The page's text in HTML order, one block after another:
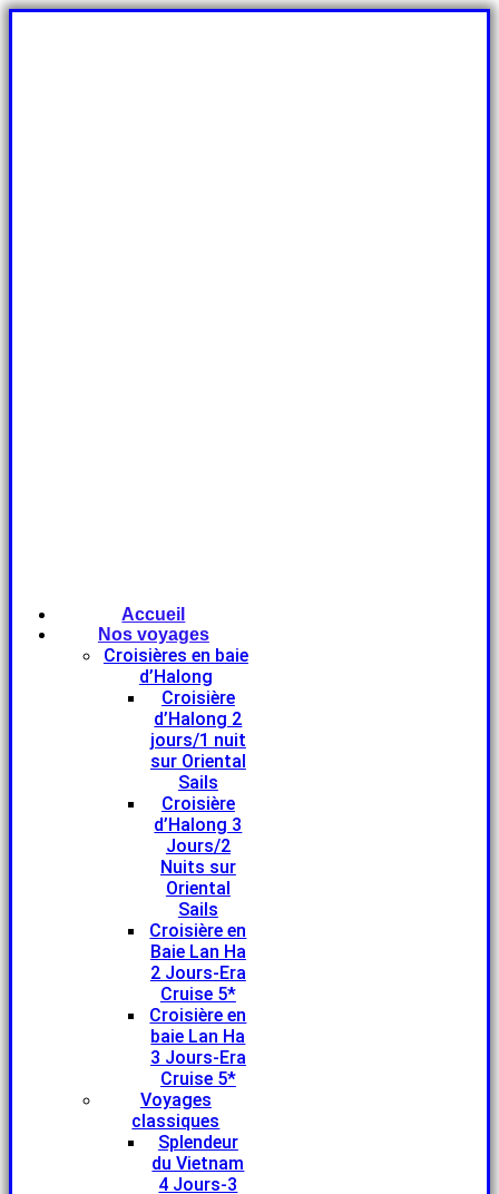
Accueil
Nos voyages
Croisières en baie
d’Halong
Croisière
d’Halong 2
jours/1 nuit
sur Oriental
Sails
Croisière
d’Halong 3
Jours/2
Nuits sur
Oriental
Sails
Croisière en
Baie Lan Ha
2 Jours-Era
Cruise 5*
Croisière en
baie Lan Ha
3 Jours-Era
Cruise 5*
Voyages
classiques
Splendeur
du Vietnam
4 Jours-3